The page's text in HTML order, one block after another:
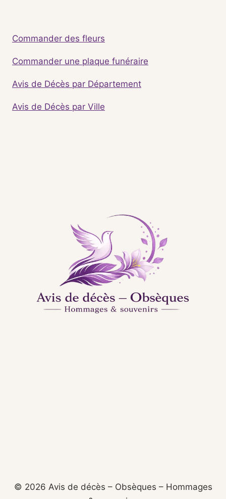
Commander des fleurs
Commander une plaque funéraire
Avis de Décès par Département
Avis de Décès par Ville
© 2026 Avis de décès – Obsèques – Hommages